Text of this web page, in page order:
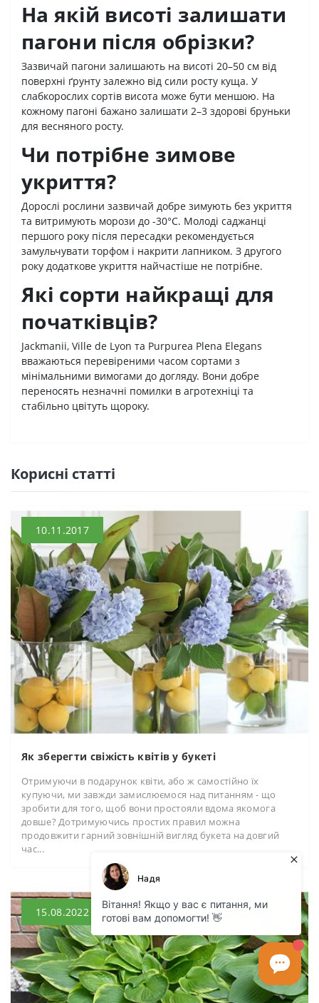
На якій висоті залишати
пагони після обрізки?
Зазвичай пагони залишають на висоті 20–50 см від
поверхні ґрунту залежно від сили росту куща. У
слабкорослих сортів висота може бути меншою. На
кожному пагоні бажано залишати 2–3 здорові бруньки
для весняного росту.
Чи потрібне зимове
укриття?
Дорослі рослини зазвичай добре зимують без укриття
та витримують морози до -30°C. Молоді саджанці
першого року після пересадки рекомендується
замульчувати торфом і накрити лапником. З другого
року додаткове укриття найчастіше не потрібне.
Які сорти найкращі для
початківців?
Jackmanii, Ville de Lyon та Purpurea Plena Elegans
вважаються перевіреними часом сортами з
мінімальними вимогами до догляду. Вони добре
переносять незначні помилки в агротехніці та
стабільно цвітуть щороку.
Кориснi статтi
10.11.2017
Як зберегти свіжість квітів у букеті
Отримуючи в подарунок квіти, або ж самостійно їх
купуючи, ми завжди замислюємося над питанням - що
зробити для того, щоб вони простояли вдома якомога
довше? Дотримуючись простих правил можна
продовжити гарний зовнішній вигляд букета на довгий
час...
15.08.2022